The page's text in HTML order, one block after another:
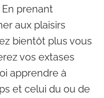
En prenant
aux plaisirs
bientôt plus vous
vos extases
apprendre à
et celui du ou de